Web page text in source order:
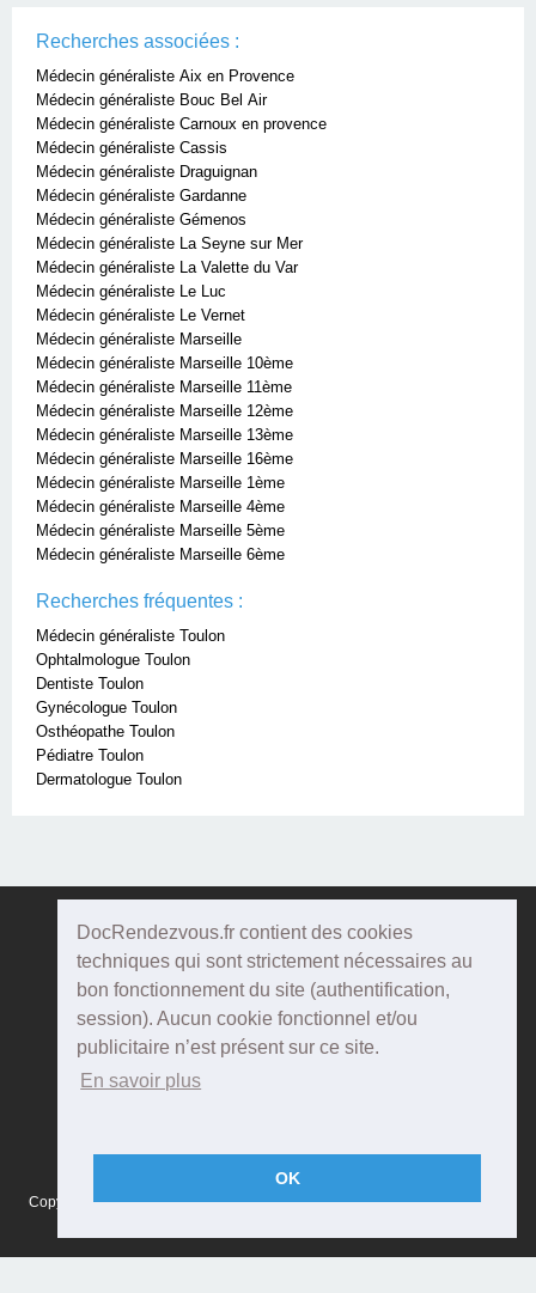
DocRendezvous.fr contient des cookies
techniques qui sont strictement nécessaires au
bon fonctionnement du site (authentification,
session). Aucun cookie fonctionnel et/ou
publicitaire n’est présent sur ce site.
En savoir plus
OK
Recherches associées :
Médecin généraliste Aix en Provence
Médecin généraliste Bouc Bel Air
Médecin généraliste Carnoux en provence
Médecin généraliste Cassis
Médecin généraliste Draguignan
Médecin généraliste Gardanne
Médecin généraliste Gémenos
Médecin généraliste La Seyne sur Mer
Médecin généraliste La Valette du Var
Médecin généraliste Le Luc
Médecin généraliste Le Vernet
Médecin généraliste Marseille
Médecin généraliste Marseille 10ème
Médecin généraliste Marseille 11ème
Médecin généraliste Marseille 12ème
Médecin généraliste Marseille 13ème
Médecin généraliste Marseille 16ème
Médecin généraliste Marseille 1ème
Médecin généraliste Marseille 4ème
Médecin généraliste Marseille 5ème
Médecin généraliste Marseille 6ème
Recherches fréquentes :
Médecin généraliste Toulon
Ophtalmologue Toulon
Dentiste Toulon
Gynécologue Toulon
Osthéopathe Toulon
Pédiatre Toulon
Dermatologue Toulon
DocRendezvous
Qui sommes-nous ?
Conditions Générales d'utilisation
Copyright © 2015 DOCRENDEZVOUS, tous droits réservés - CFTS 44 rue